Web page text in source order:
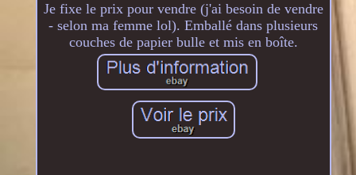
Je fixe le prix pour vendre (j'ai besoin de vendre
- selon ma femme lol). Emballé dans plusieurs
couches de papier bulle et mis en boîte.